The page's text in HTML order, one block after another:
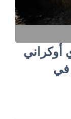
أوكراني
في